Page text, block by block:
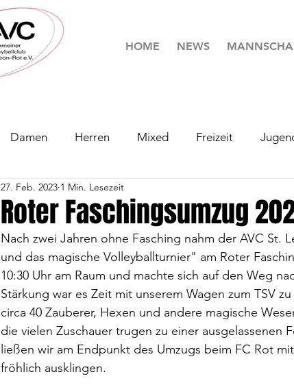
HOME NEWS
Damen Herren Mixed Freizeit
Roter Faschingsumzug
27. Feb. 2023 1 Min. Lesezeit
Nach zwei Jahren ohne Fasching nahm der AVC St.
und das magische Volleyballturnier" am Roter
10:30 Uhr am Raum und machte sich auf den Weg
Stärkung war es Zeit mit unserem Wagen zum TSV
circa 40 Zauberer, Hexen und andere magische
die vielen Zuschauer trugen zu einer ausgelassenen
ließen wir am Endpunkt des Umzugs beim FC Rot
fröhlich ausklingen.